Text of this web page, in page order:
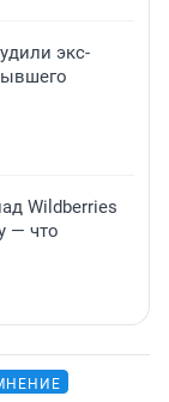
экс-
Wildberries
— что